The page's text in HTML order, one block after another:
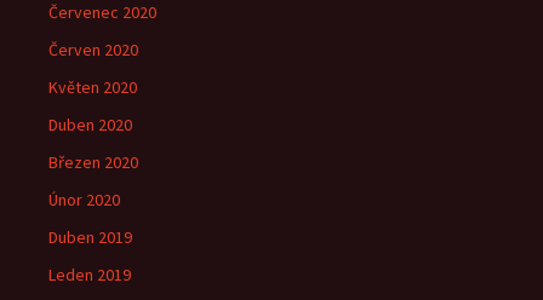
Červenec 2020
Červen 2020
Květen 2020
Duben 2020
Březen 2020
Únor 2020
Duben 2019
Leden 2019